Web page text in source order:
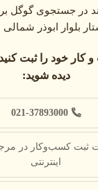
در جستجوی گوگل
بلوار ابوذر شمالی
کار خود را ثبت
دیده شوید:
021-37893000
ثبت کسب‌وکار در
اینترنتی